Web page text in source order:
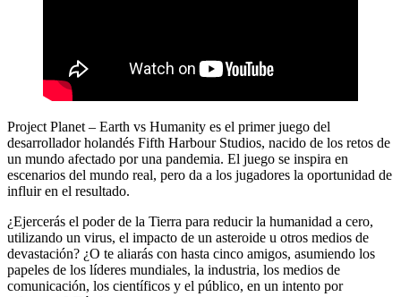
Project Planet – Earth vs Humanity es el primer juego del
desarrollador holandés Fifth Harbour Studios, nacido de los retos de
un mundo afectado por una pandemia. El juego se inspira en
escenarios del mundo real, pero da a los jugadores la oportunidad de
influir en el resultado.
¿Ejercerás el poder de la Tierra para reducir la humanidad a cero,
utilizando un virus, el impacto de un asteroide u otros medios de
devastación? ¿O te aliarás con hasta cinco amigos, asumiendo los
papeles de los líderes mundiales, la industria, los medios de
comunicación, los científicos y el público, en un intento por